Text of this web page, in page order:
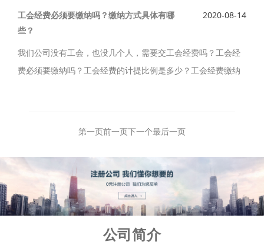
位取得所得的人员办理全员全额扣缴申报及代理经营所得纳税
申报。
工会经费必须要缴纳吗？缴纳方式具体有哪
些？
2020-08-14
我们公司没有工会，也没几个人，需要交工会经费吗？工会经
费必须要缴纳吗？工会经费的计提比例是多少？工会经费缴纳
第一页前一页下一个最后一页
公司简介